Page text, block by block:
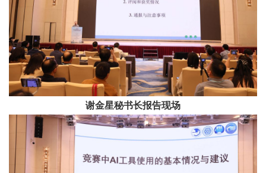
谢金星秘书长报告现场